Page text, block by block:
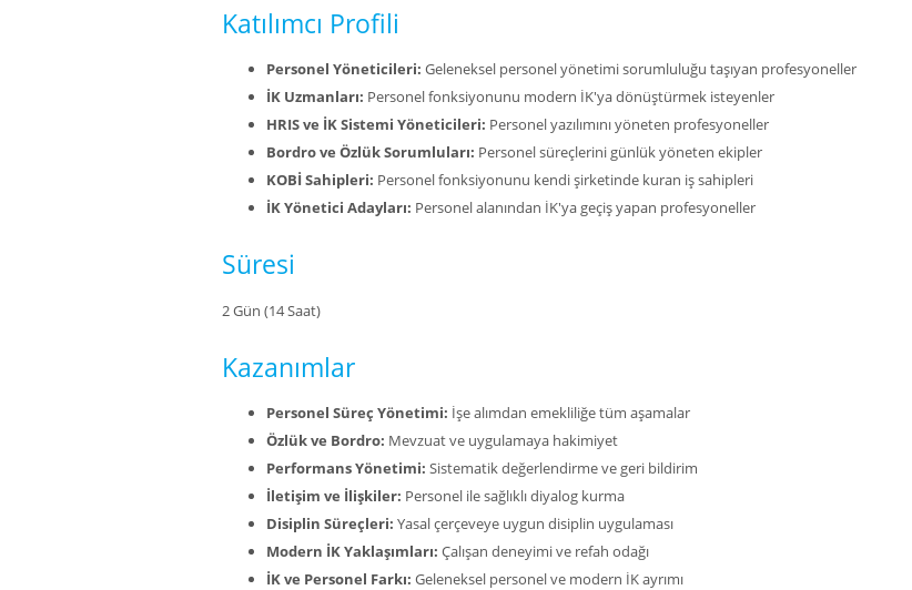
Katılımcı Profili
Personel Yöneticileri: Geleneksel personel yönetimi sorumluluğu taşıyan profesyoneller
İK Uzmanları: Personel fonksiyonunu modern İK'ya dönüştürmek isteyenler
HRIS ve İK Sistemi Yöneticileri: Personel yazılımını yöneten profesyoneller
Bordro ve Özlük Sorumluları: Personel süreçlerini günlük yöneten ekipler
KOBİ Sahipleri: Personel fonksiyonunu kendi şirketinde kuran iş sahipleri
İK Yönetici Adayları: Personel alanından İK'ya geçiş yapan profesyoneller
Süresi
2 Gün (14 Saat)
Kazanımlar
Personel Süreç Yönetimi: İşe alımdan emekliliğe tüm aşamalar
Özlük ve Bordro: Mevzuat ve uygulamaya hakimiyet
Performans Yönetimi: Sistematik değerlendirme ve geri bildirim
İletişim ve İlişkiler: Personel ile sağlıklı diyalog kurma
Disiplin Süreçleri: Yasal çerçeveye uygun disiplin uygulaması
Modern İK Yaklaşımları: Çalışan deneyimi ve refah odağı
İK ve Personel Farkı: Geleneksel personel ve modern İK ayrımı